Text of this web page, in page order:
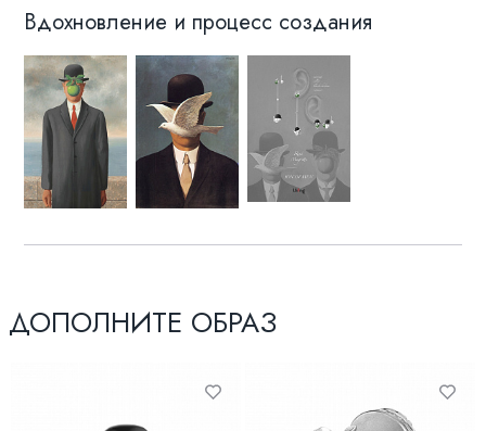
Вдохновление и процесс создания
ДОПОЛНИТЕ ОБРАЗ